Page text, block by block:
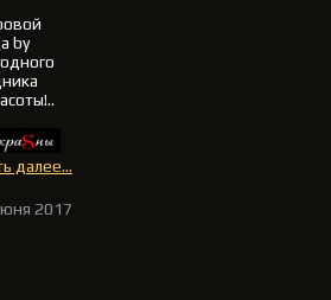
by
далее...
2017